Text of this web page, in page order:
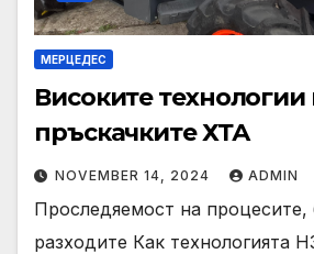
МЕРЦЕДЕС
Високите технологии
пръскачките ХТА
NOVEMBER 14, 2024 ADMIN
Проследяемост на процесите,
разходите Как технологията